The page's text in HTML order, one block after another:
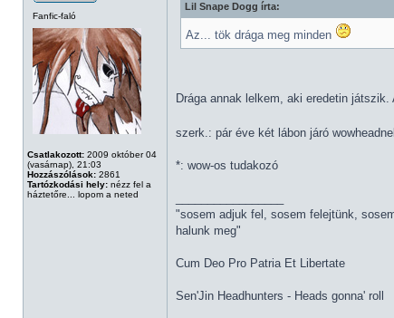
Fanfic-faló
Csatlakozott: 2009 október 04
(vasárnap), 21:03
Hozzászólások: 2861
Tartózkodási hely: nézz fel a
háztetőre... lopom a neted
Lil Snape Dogg írta:
Az... tök drága meg minden
Drága annak lelkem, aki eredetin
szerk.: pár éve két lábon járó
*: wow-os tudakozó
"sosem adjuk fel, sosem felejtünk,
halunk meg"
Cum Deo Pro Patria Et Libertate
Sen'Jin Headhunters - Heads gonna' roll